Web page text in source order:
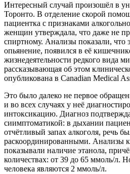
Интересный случай произошёл в
Торонто. В отделение скорой
пациентка с признаками
женщин утверждала, что даже не
спиртному. Анализы показали, что
опьянение, появился в её
жизнедеятельности редкого вида
рассказывающая об этом
опубликована в Canadian Medical
Это было далеко не первое
и во всех случаях у неё
интоксикацию. Диагноз
сиимптоматикой: в дыхании
отчётливый запах алкоголя, речь
раскоординированными. Анализы
показывали наличие этанола,
количествах: от 39 до 65 ммоль/л.
человека являются 2 ммоль/л.